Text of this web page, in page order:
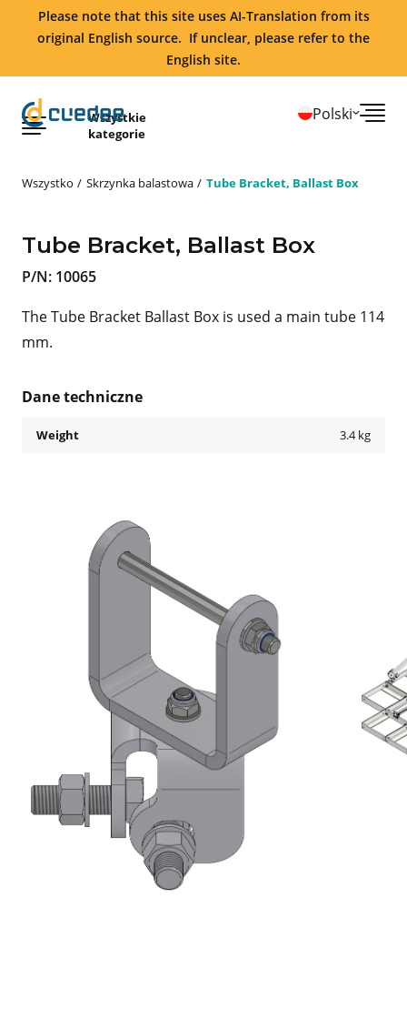
Please note that this site uses AI-Translation from its
original English source. If unclear, please refer to the
English site.
Polski
Wszystkie
kategorie
Wszystko Skrzynka balastowa Tube Bracket, Ballast Box
Tube Bracket, Ballast Box
P/N: 10065
The Tube Bracket Ballast Box is used a main tube 114
mm.
Dane techniczne
Weight 3.4 kg